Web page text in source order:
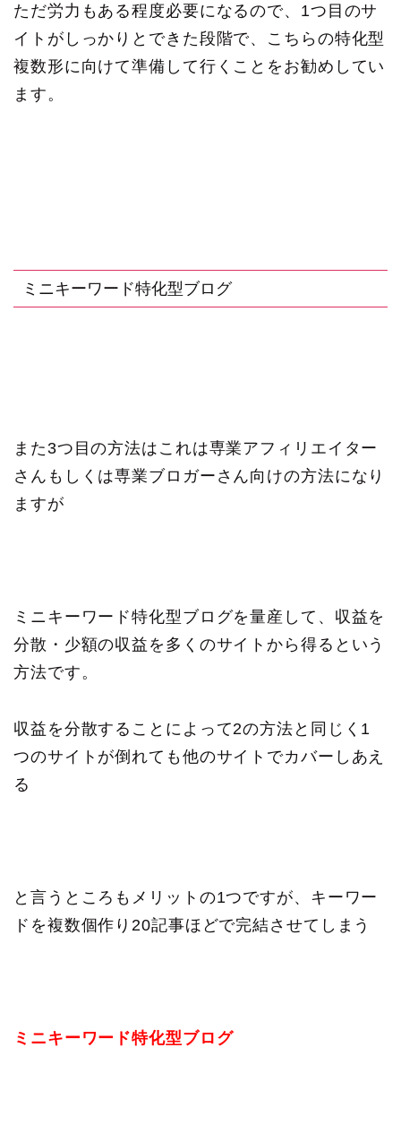
ただ労力もある程度必要になるので、1つ目のサ
イトがしっかりとできた段階で、こちらの特化型
複数形に向けて準備して行くことをお勧めしてい
ます。
ミニキーワード特化型ブログ
また3つ目の方法はこれは専業アフィリエイター
さんもしくは専業ブロガーさん向けの方法になり
ますが
ミニキーワード特化型ブログを量産して、収益を
分散・少額の収益を多くのサイトから得るという
方法です。
収益を分散することによって2の方法と同じく1
つのサイトが倒れても他のサイトでカバーしあえ
る
と言うところもメリットの1つですが、キーワー
ドを複数個作り20記事ほどで完結させてしまう
ミニキーワード特化型ブログ